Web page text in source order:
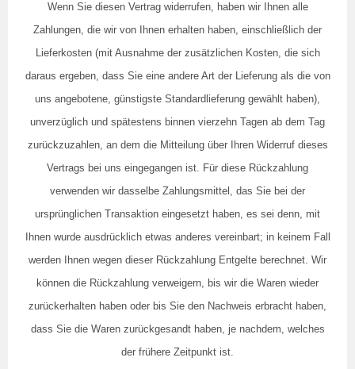
Wenn Sie diesen Vertrag widerrufen, haben wir Ihnen alle
Zahlungen, die wir von Ihnen erhalten haben, einschließlich der
Lieferkosten (mit Ausnahme der zusätzlichen Kosten, die sich
daraus ergeben, dass Sie eine andere Art der Lieferung als die von
uns angebotene, günstigste Standardlieferung gewählt haben),
unverzüglich und spätestens binnen vierzehn Tagen ab dem Tag
zurückzuzahlen, an dem die Mitteilung über Ihren Widerruf dieses
Vertrags bei uns eingegangen ist. Für diese Rückzahlung
verwenden wir dasselbe Zahlungsmittel, das Sie bei der
ursprünglichen Transaktion eingesetzt haben, es sei denn, mit
Ihnen wurde ausdrücklich etwas anderes vereinbart; in keinem Fall
werden Ihnen wegen dieser Rückzahlung Entgelte berechnet. Wir
können die Rückzahlung verweigern, bis wir die Waren wieder
zurückerhalten haben oder bis Sie den Nachweis erbracht haben,
dass Sie die Waren zurückgesandt haben, je nachdem, welches
der frühere Zeitpunkt ist.